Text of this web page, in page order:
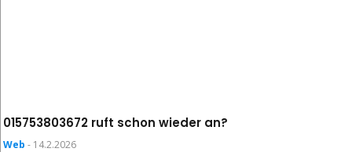
015753803672 ruft schon wieder an?
Web - 14.2.2026